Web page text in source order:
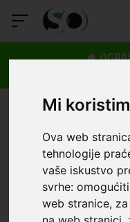
Mi
Ova web
tehnologije
vaše iskustvo
svrhe:
web stranice,
🔥